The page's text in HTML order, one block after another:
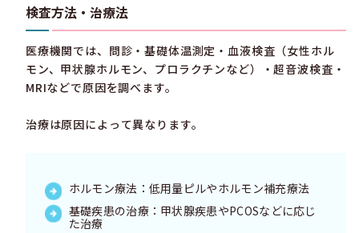
検査方法・治療法
医療機関では、問診・基礎体温測定・血液検査（女性ホル
モン、甲状腺ホルモン、プロラクチンなど）・超音波検査・
MRIなどで原因を調べます。
治療は原因によって異なります。
ホルモン療法：低用量ピルやホルモン補充療法
基礎疾患の治療：甲状腺疾患やPCOSなどに応じ
た治療